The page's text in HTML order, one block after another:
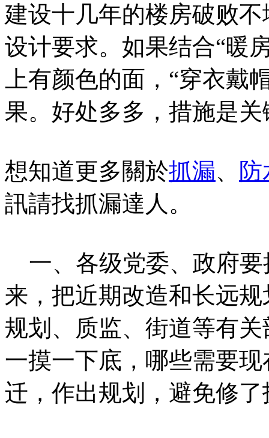
建设十几年的楼房破败
设计要求。如果结合“暖
上有颜色的面，“穿衣戴
果。好处多多，措施是关
想知道更多關於抓漏、
訊請找抓漏達人。
一、各级党委、政府要
来，把近期改造和长远
规划、质监、街道等有
一摸一下底，哪些需要
迁，作出规划，避免修